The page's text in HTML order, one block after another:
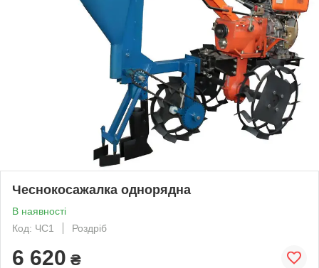
Чеснокосажалка однорядна
В наявності
Код: ЧС1
Роздріб
6 620 ₴